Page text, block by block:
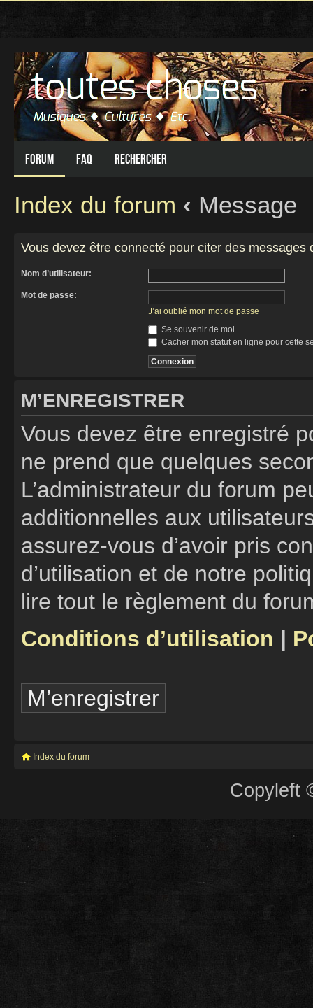
Forum FAQ Rechercher
Index du forum ‹ Message
Vous devez être connecté pour citer des messages
Nom d’utilisateur:
Mot de passe:
J’ai oublié mon mot de passe
Se souvenir de moi
Cacher mon statut en ligne pour cette
M’ENREGISTRER
Vous devez être enregistré
ne prend que quelques
L’administrateur du forum
additionnelles aux
assurez-vous d’avoir pris
d’utilisation et de notre
lire tout le règlement du
Conditions d’utilisation |
M’enregistrer
Index du forum
Copyleft